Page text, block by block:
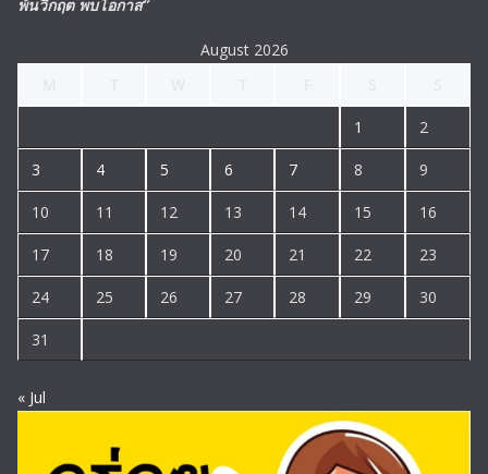
พ้นวิกฤต พบโอกาส”
August 2026
1 2
3 4 5 6 7 8 9
10 11 12 13 14 15 16
17 18 19 20 21 22 23
24 25 26 27 28 29 30
31
« Jul